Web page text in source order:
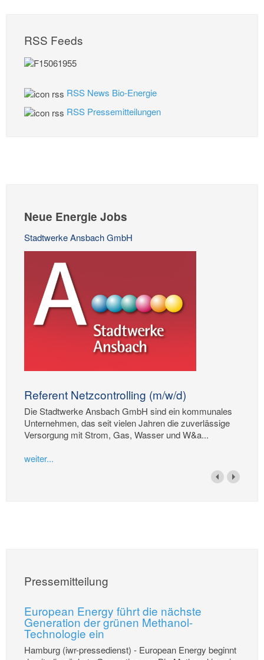
RSS Feeds
RSS News Bio-Energie
RSS Pressemitteilungen
Neue Energie Jobs
Stadtwerke Ansbach GmbH
Referent Netzcontrolling (m/w/d)
Die Stadtwerke Ansbach GmbH sind ein kommunales
Unternehmen, das seit vielen Jahren die zuverlässige
Versorgung mit Strom, Gas, Wasser und W&a...
weiter...
Pressemitteilung
European Energy führt die nächste
Generation der grünen Methanol-
Technologie ein
Hamburg (iwr-pressedienst) - European Energy beginnt